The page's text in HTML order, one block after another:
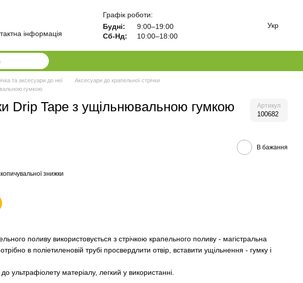
інформація
Графік роботи:
Будні:
9:00–19:00
Сб-Нд:
10:00–18:00
Укр
та аксесуари до неї
Аксесуари до крапельної стрічки
гумкою
Drip Tape з ущільнювальною гумкою Артикул
100682
В бажання
знижки
поливу використовується з стрічкою крапельного поливу - магістральна
в поліетиленовій трубі просвердлити отвір, вставити ущільнення - гумку і
ультрафіолету матеріалу, легкий у використанні.